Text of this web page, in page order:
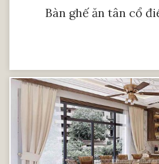
Bàn ghế ăn tân cổ